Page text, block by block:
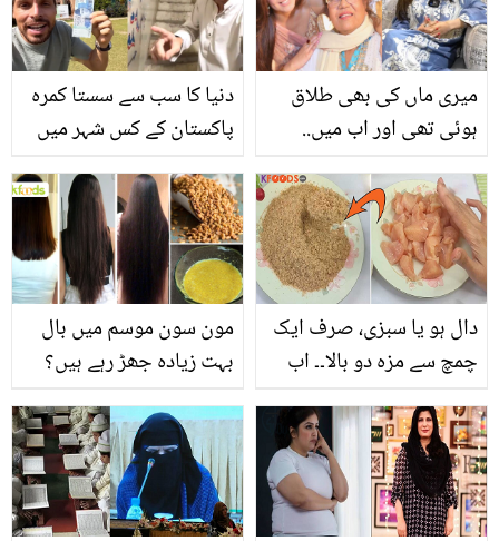
دنیا کا سب سے سستا کمرہ
پاکستان کے کس شہر میں
بھی حیران رہ گیا
میری ماں کی بھی طلاق
ہوئی تھی اور اب میں..
طلاق کو برا دکھانے پر برس
پڑیں
مون سون موسم میں بال
بہت زیادہ جھڑ رہے ہیں؟
بنانے کے چند قدرتی طریقے
دال ہو یا سبزی، صرف ایک
چمچ سے مزہ دو بالا۔۔ اب
طریقے سے ایسا چکن پاؤڈر،
جو سادے کھانے میں بھی
جان ڈال دے